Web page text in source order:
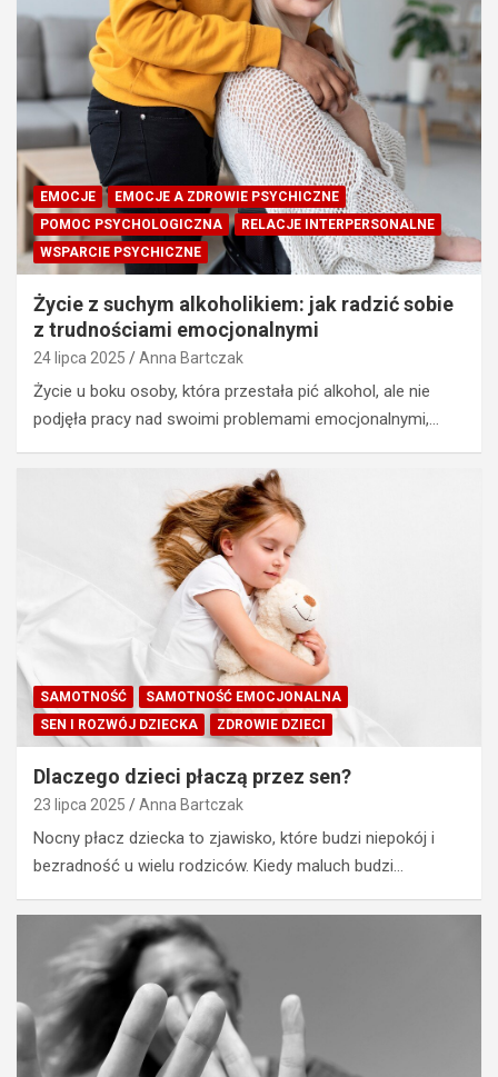
EMOCJE
EMOCJE A ZDROWIE PSYCHICZNE
POMOC PSYCHOLOGICZNA
RELACJE INTERPERSONALNE
WSPARCIE PSYCHICZNE
Życie z suchym alkoholikiem: jak radzić sobie
z trudnościami emocjonalnymi
24 lipca 2025 Anna Bartczak
Życie u boku osoby, która przestała pić alkohol, ale nie
podjęła pracy nad swoimi problemami emocjonalnymi,…
SAMOTNOŚĆ
SAMOTNOŚĆ EMOCJONALNA
SEN I ROZWÓJ DZIECKA
ZDROWIE DZIECI
Dlaczego dzieci płaczą przez sen?
23 lipca 2025 Anna Bartczak
Nocny płacz dziecka to zjawisko, które budzi niepokój i
bezradność u wielu rodziców. Kiedy maluch budzi…